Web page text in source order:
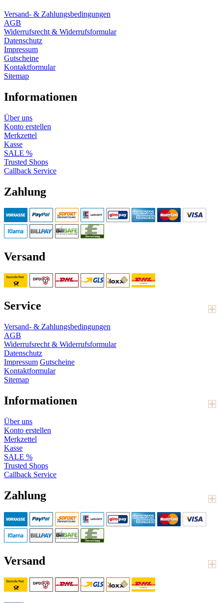
Versand- & Zahlungsbedingungen
AGB
Widerrufsrecht & Widerrufsformular
Datenschutz
Impressum
Gutscheine
Kontaktformular
Sitemap
Informationen
Über uns
Konto erstellen
Merkzettel
Kasse
SALE %
Trusted Shops
Callback Service
Zahlung
Versand
Service
Versand- & Zahlungsbedingungen
AGB
Widerrufsrecht & Widerrufsformular
Datenschutz
Impressum Gutscheine
Kontaktformular
Sitemap
Informationen
Über uns
Konto erstellen
Merkzettel
Kasse
SALE %
Trusted Shops
Callback Service
Zahlung
Versand